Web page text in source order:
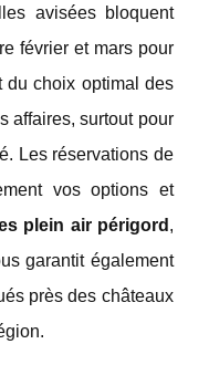
avisées bloquent
février et mars pour
du choix optimal des
affaires, surtout pour
Les réservations de
vos options et
plein air périgord ,
garantit également
près des châteaux